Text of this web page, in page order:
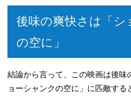
後味の爽快さは「シ
の空に」
結論から言って、この映画は後味
ョーシャンクの空に」に匹敵する